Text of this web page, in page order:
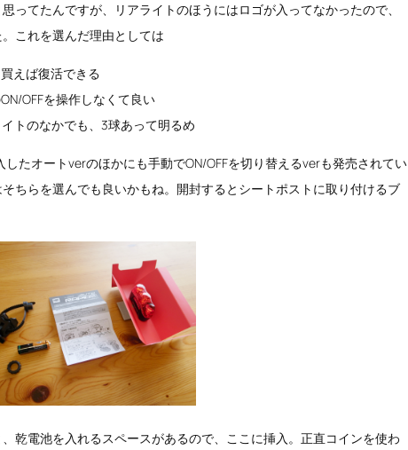
ってたんですが、リアライトのほうにはロゴが入ってなかったので、
これを選んだ理由としては
えば復活できる
OFFを操作しなくて良い
トのなかでも、3球あって明るめ
たオートverのほかにも手動でON/OFFを切り替えるverも発売されてい
ちらを選んでも良いかもね。開封するとシートポストに取り付けるブ
乾電池を入れるスペースがあるので、ここに挿入。正直コインを使わ